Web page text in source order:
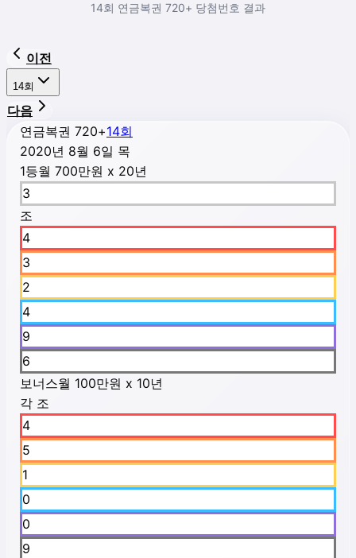
14회 연금복권 720+ 당첨번호 결과
이전
14회
다음
연금복권 720+14회
2020년 8월 6일 목
1등월 700만원 x 20년
3
조
4
3
2
4
9
6
보너스월 100만원 x 10년
각 조
4
5
1
0
0
9